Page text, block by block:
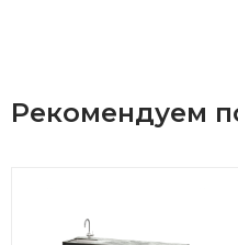
Рекомендуем